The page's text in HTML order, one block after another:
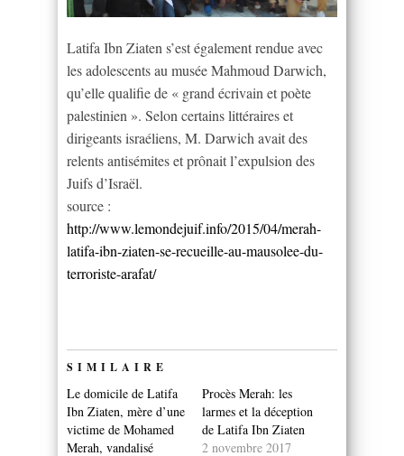
Latifa Ibn Ziaten s’est également rendue avec
les adolescents au musée Mahmoud Darwich,
qu’elle qualifie de « grand écrivain et poète
palestinien ». Selon certains littéraires et
dirigeants israéliens, M. Darwich avait des
relents antisémites et prônait l’expulsion des
Juifs d’Israël.
source :
http://www.lemondejuif.info/2015/04/merah-
latifa-ibn-ziaten-se-recueille-au-mausolee-du-
terroriste-arafat/
SIMILAIRE
Le domicile de Latifa
Ibn Ziaten, mère d’une
victime de Mohamed
Merah, vandalisé
Procès Merah: les
larmes et la déception
de Latifa Ibn Ziaten
2 novembre 2017